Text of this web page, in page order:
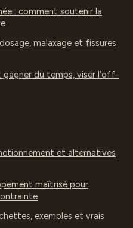
: comment soutenir la
malaxage et fissures
gagner du temps, viser l’off-
et alternatives
maîtrisé pour
exemples et vrais